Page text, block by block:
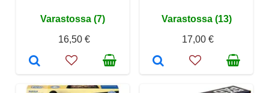
Varastossa (7)
16,50 €
Varastossa (13)
17,00 €